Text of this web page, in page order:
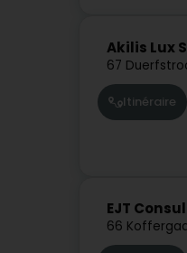
Akilis Lux
67
Itinéraire
EJT
66